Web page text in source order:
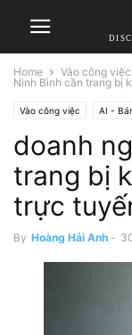
Home Vào công việc
Ninh Bình cần trang bị
Vào công việc AI -
doanh
trang bị
trực
By Hoàng Hải Anh -